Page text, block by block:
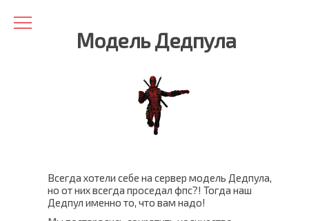
Модель Дедпула
Всегда хотели себе на сервер модель Дедпула,
но от них всегда проседал фпс?! Тогда наш
Дедпул именно то, что вам надо!